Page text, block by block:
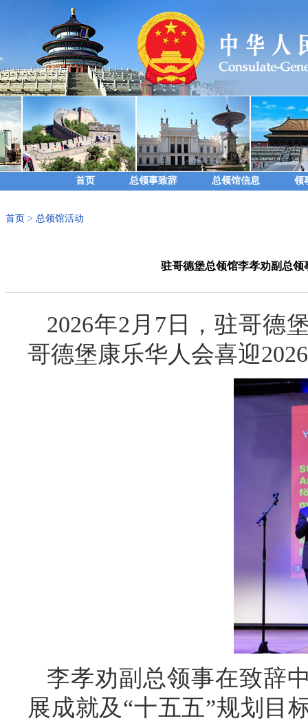
首页 总领事致辞 总领馆信息 领
首页 > 总领馆活动
驻哥德堡总领馆李孝劝副总
2026年2月7日，驻哥德
哥德堡康乐华人会喜迎
李孝劝副总领事在致辞
展成就及“十五五”规划目